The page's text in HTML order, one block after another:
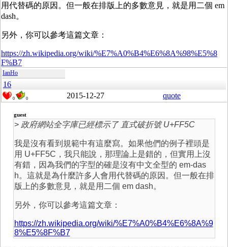
用代替碼的原因。但一般在排版上的多數意見，就是用二個 em
dash。
另外，你可以參考這篇文章：
https://zh.wikipedia.org/wiki/%E7%A0%B4%E6%8A%98%E5%8
F%B7
IanHo
16
0 0 2015-12-27 quote
guest
> 政府網站全字庫已經標示了 直式破折號 U+FF5C
我是沒有看到規範中有這麼寫。如果他們的例子裡頭是
用 U+FF5C，我只能說，那理論上是錯的，但實用上沒
有錯，因為我們的字型的確是沒有中文全型的 em-das
h。這就是為什麼許多人會用代替碼的原因。但一般在排
版上的多數意見，就是用二個 em dash。
另外，你可以參考這篇文章：
https://zh.wikipedia.org/wiki/%E7%A0%B4%E6%8A%9
8%E5%8F%B7